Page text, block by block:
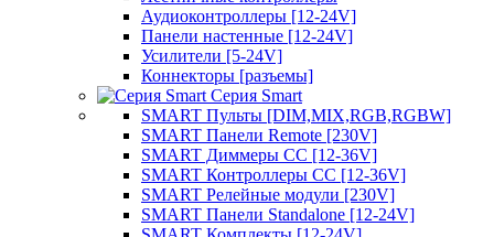
Аудиоконтроллеры [12-24V]
Панели настенные [12-24V]
Усилители [5-24V]
Коннекторы [разъемы]
Серия Smart
SMART Пульты [DIM,MIX,RGB,RGBW]
SMART Панели Remote [230V]
SMART Диммеры CC [12-36V]
SMART Контроллеры CC [12-36V]
SMART Релейные модули [230V]
SMART Панели Standalone [12-24V]